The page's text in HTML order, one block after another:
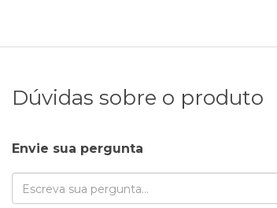
Dúvidas sobre o produto
Envie sua pergunta